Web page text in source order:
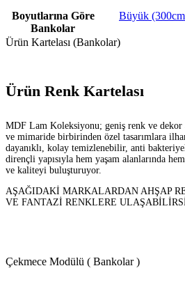
Boyutlarına Göre
Bankolar
Büyük
Ürün Kartelası (Bankolar)
Ürün Renk Kartelası
MDF Lam Koleksiyonu; geniş renk ve dekor
ve mimaride birbirinden özel tasarımlara
dayanıklı, kolay temizlenebilir, anti
dirençli yapısıyla hem yaşam alanlarında
ve kaliteyi buluşturuyor.
AŞAĞIDAKİ MARKALARDAN AHŞAP
VE FANTAZİ RENKLERE
Çekmece Modülü ( Bankolar )